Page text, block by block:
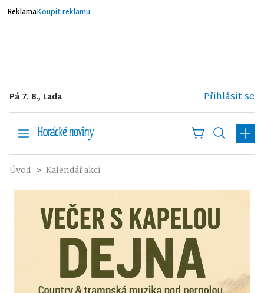
ReklamaKoupit reklamu
Pá 7. 8., Lada Přihlásit se
Úvod Kalendář akcí